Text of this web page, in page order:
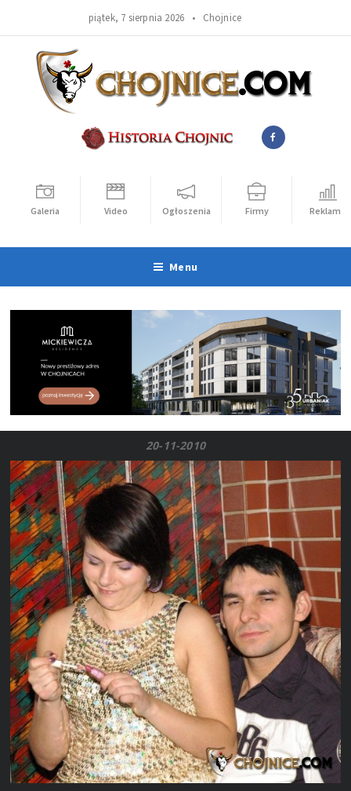
piątek, 7 sierpnia 2026 • Chojnice
Galeria Video Ogłoszenia Firmy Reklama
Menu
20-11-2010